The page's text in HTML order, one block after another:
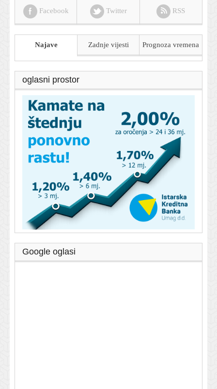
Facebook Twitter RSS
Najave Zadnje vijesti Prognoza vremena
oglasni prostor
Google oglasi